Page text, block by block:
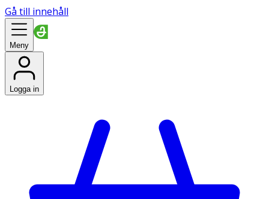
Gå till innehåll
Meny
Logga in